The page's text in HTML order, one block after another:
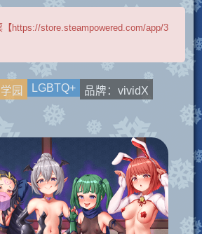
【https://store.steampowered.com/app/3
学园 LGBTQ+
品牌：vividX